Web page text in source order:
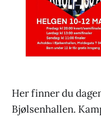
Her finner du
Bjølsenhallen.